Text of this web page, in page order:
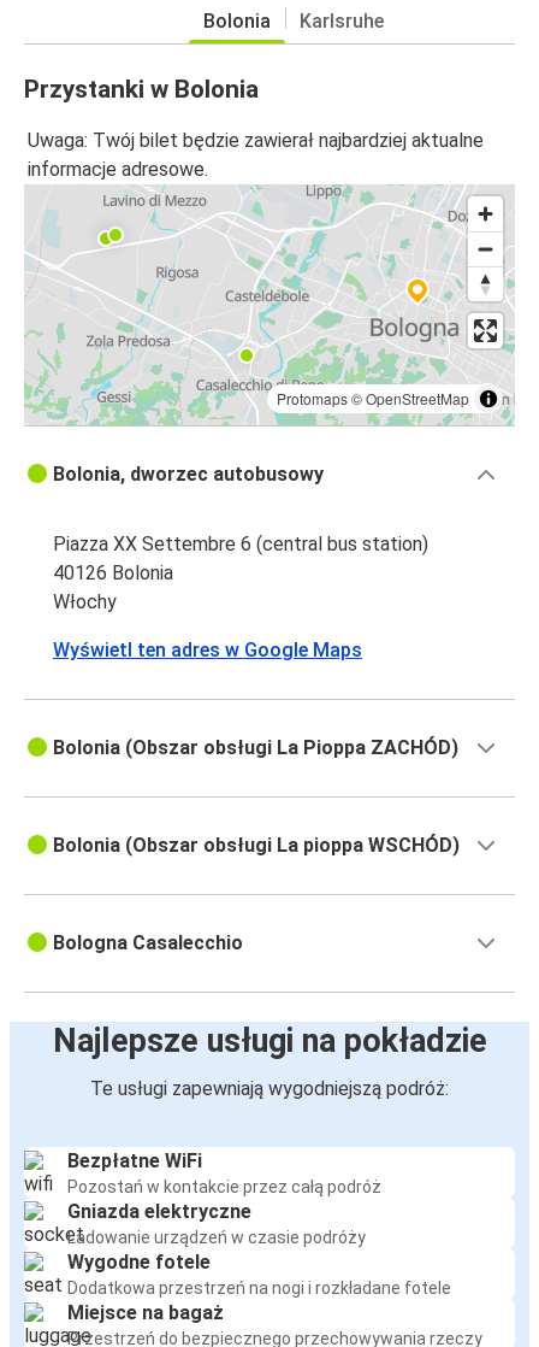
Bolonia Karlsruhe
Przystanki w Bolonia
Uwaga: Twój bilet będzie zawierał najbardziej aktualne
informacje adresowe.
Protomaps©OpenStreetMap
Bolonia, dworzec autobusowy
Piazza XX Settembre 6 (central bus station)
40126 Bolonia
Włochy
Wyświetl ten adres w Google Maps
Bolonia (Obszar obsługi La Pioppa ZACHÓD)
Bolonia (Obszar obsługi La pioppa WSCHÓD)
Bologna Casalecchio
Najlepsze usługi na pokładzie
Te usługi zapewniają wygodniejszą podróż:
Bezpłatne WiFi
Pozostań w kontakcie przez całą podróż
Gniazda elektryczne
Ładowanie urządzeń w czasie podróży
Wygodne fotele
Dodatkowa przestrzeń na nogi i rozkładane fotele
Miejsce na bagaż
Przestrzeń do bezpiecznego przechowywania rzeczy